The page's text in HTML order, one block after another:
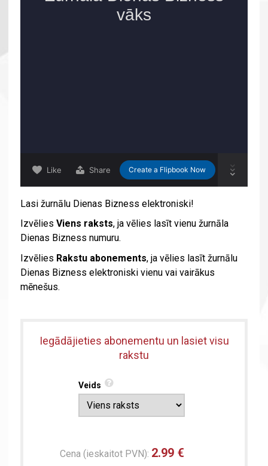
Lasi žurnālu Dienas Bizness elektroniski!
Izvēlies Viens raksts, ja vēlies lasīt vienu žurnāla
Dienas Bizness numuru.
Izvēlies Rakstu abonements, ja vēlies lasīt žurnālu
Dienas Bizness elektroniski vienu vai vairākus
mēnešus.
Iegādājieties abonementu un lasiet visu
rakstu
Veids
Cena (ieskaitot PVN): 2.99 €